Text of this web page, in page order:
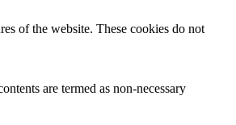
of the website. These cookies do not
are termed as non-necessary